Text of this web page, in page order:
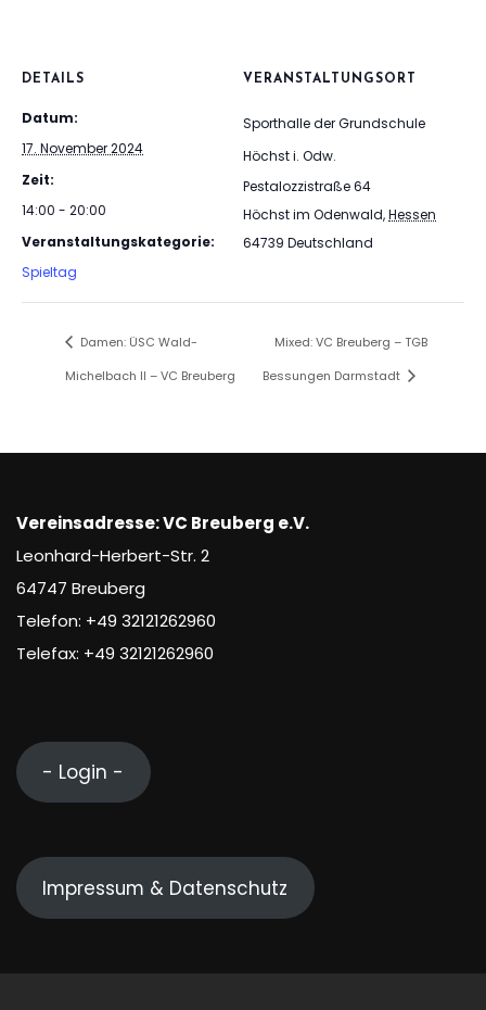
DETAILS
Datum:
17. November 2024
Zeit:
14:00 - 20:00
Veranstaltungskategorie:
Spieltag
VERANSTALTUNGSORT
Sporthalle der Grundschule
Höchst i. Odw.
Pestalozzistraße 64
Höchst im Odenwald,Hessen
64739 Deutschland
Damen: ÜSC Wald-
Michelbach II – VC Breuberg
Mixed: VC Breuberg – TGB
Bessungen Darmstadt
Vereinsadresse: VC Breuberg e.V.
Leonhard-Herbert-Str. 2
64747 Breuberg
Telefon: +49 32121262960
Telefax: +49 32121262960
- Login -
Impressum & Datenschutz